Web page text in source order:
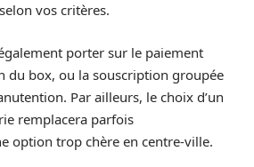
vos critères.
porter sur le paiement
du box, ou la souscription groupée
Par ailleurs, le choix d’un
remplacera parfois
option trop chère en centre-ville.